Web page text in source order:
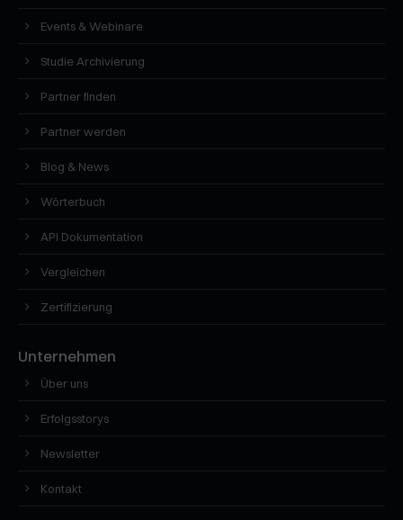
Events & Webinare
Studie Archivierung
Partner finden
Partner werden
Blog & News
Wörterbuch
API Dokumentation
Vergleichen
Zertifizierung
Unternehmen
Über uns
Erfolgsstorys
Newsletter
Kontakt